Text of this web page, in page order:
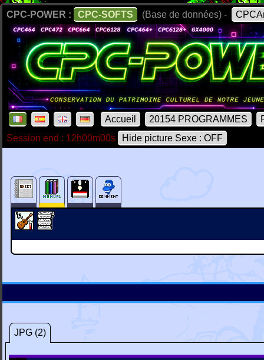
CPC-POWER : CPC-SOFTS (Base de données) -
Accueil 20154 PROGRAMMES
Session end : 12h00m00s
Hide picture Sexe : OFF
JPG (2)